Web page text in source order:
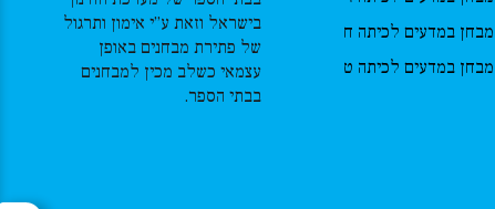
מבחן במדעים לכיתה ח
מבחן במדעים לכיתה ט
בישראל וזאת ע”י אימון ותרגול
של פתירת מבחנים באופן
עצמאי כשלב מכין למבחנים
בבתי הספר.